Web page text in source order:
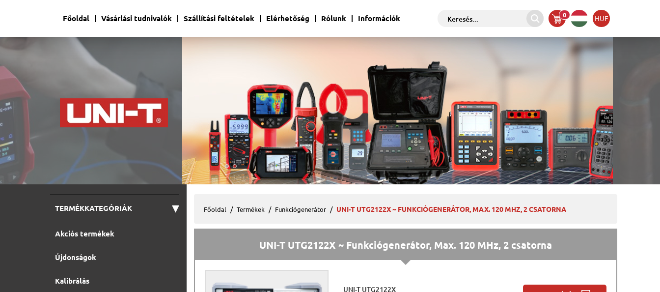
Főoldal Vásárlási tudnivalók Szállítási feltételek Elérhetőség Rólunk Információk HUF
0
TERMÉKKATEGÓRIÁK ▾
Akciós termékek
Újdonságok
Kalibrálás
Főoldal Termékek Funkciógenerátor UNI-T UTG2122X ~ FUNKCIÓGENERÁTOR, MAX. 120 MHZ, 2 CSATORNA
UNI-T UTG2122X ~ Funkciógenerátor, Max. 120 MHz, 2 csatorna
UNI-T UTG2122X